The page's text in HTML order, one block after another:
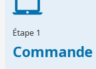
Étape 1
Commande